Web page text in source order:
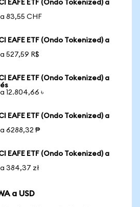
EAFE ETF (Ondo Tokenized) a
83,55 CHF
EAFE ETF (Ondo Tokenized) a
527,59 R$
EAFE ETF (Ondo Tokenized) a
12.804,66 ৳
EAFE ETF (Ondo Tokenized) a
a 6288,32 ₱
EAFE ETF (Ondo Tokenized) a
384,37 zł
a USD